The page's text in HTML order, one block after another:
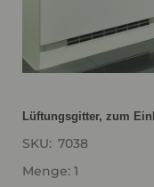
SKU: 7038
Menge: 1